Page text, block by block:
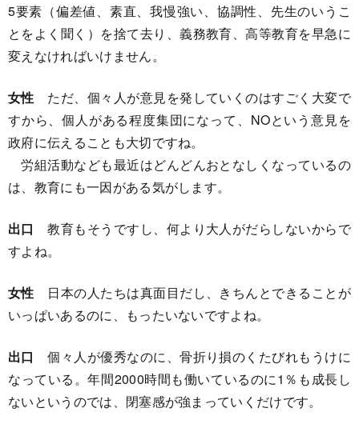
5要素（偏差値、素直、我慢強い、協調性、先生のいうこ
とをよく聞く）を捨て去り、義務教育、高等教育を早急に
変えなければいけません。
女性 ただ、個々人が意見を発していくのはすごく大変で
すから、個人がある程度集団になって、NOという意見を
政府に伝えることも大切ですね。
労組活動なども最近はどんどんおとなしくなっているの
は、教育にも一因がある気がします。
出口
教育もそうですし、何より大人がだらしないからで
すよね。
女性 日本の人たちは真面目だし、きちんとできることが
いっぱいあるのに、もったいないですよね。
出口
個々人が優秀なのに、骨折り損のくたびれもうけに
なっている。年間2000時間も働いているのに1％も成長し
ないというのでは、閉塞感が強まっていくだけです。